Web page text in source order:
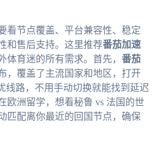
看节点覆盖、平台兼容性、稳定
和售后支持。这里推荐番茄加速
体育迷的所有需求。首先， 番茄
，覆盖了主流国家和地区，打开
线路，不用手动切换就能找到延迟
欧洲留学，想看秘鲁 vs 法国的世
匹配离你最近的回国节点，确保